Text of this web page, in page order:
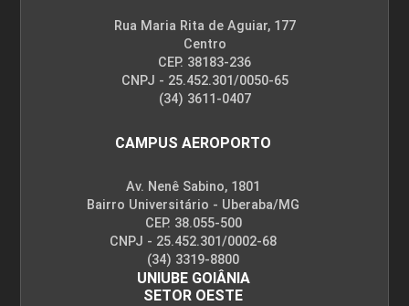
Rua Maria Rita de Aguiar, 177
Centro
CEP. 38183-236
CNPJ - 25.452.301/0050-65
(34) 3611-0407
CAMPUS AEROPORTO
Av. Nenê Sabino, 1801
Bairro Universitário - Uberaba/MG
CEP. 38.055-500
CNPJ - 25.452.301/0002-68
(34) 3319-8800
UNIUBE GOIÂNIA
SETOR OESTE